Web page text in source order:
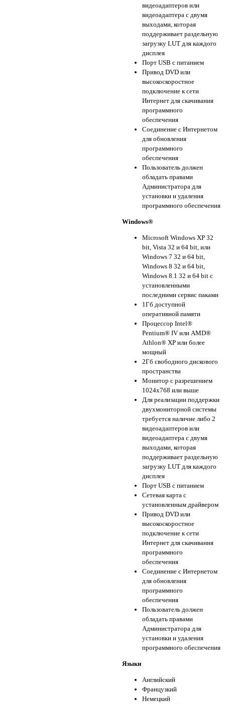
видеоадаптеров или
видеоадаптера с двумя
выходами, которая
поддерживает раздельную
загрузку LUT для каждого
дисплея
Порт USB с питанием
Привод DVD или
высокоскоростное
подключение к сети
Интернет для скачивания
программного
обеспечения
Соединение с Интернетом
для обновления
программного
обеспечения
Пользователь должен
обладать правами
Администратора для
установки и удаления
программного обеспечения
Windows®
Microsoft Windows XP 32
bit, Vista 32 и 64 bit, или
Windows 7 32 и 64 bit,
Windows 8 32 и 64 bit,
Windows 8.1 32 и 64 bit с
установленными
последними сервис паками
1Гб доступной
оперативной памяти
Процессор Intel®
Pentium® IV или AMD®
Athlon® XP или более
мощный
2Гб свободного дискового
пространства
Монитор с разрешением
1024х768 или выше
Для реализации поддержки
двухмониторной системы
требуется наличие либо 2
видеоадаптеров или
видеоадаптера с двумя
выходами, которая
поддерживает раздельную
загрузку LUT для каждого
дисплея
Порт USB с питанием
Сетевая карта с
установленным драйвером
Привод DVD или
высокоскоростное
подключение к сети
Интернет для скачивания
программного
обеспечения
Соединение с Интернетом
для обновления
программного
обеспечения
Пользователь должен
обладать правами
Администратора для
установки и удаления
программного обеспечения
Языки
Английский
Французкий
Немецкий